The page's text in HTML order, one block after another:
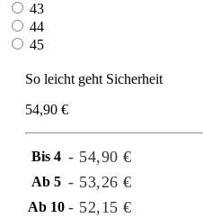
43
44
45
So leicht geht Sicherheit
54,90 €
Bis 4 - 54,90 €
Ab 5 - 53,26 €
Ab 10 - 52,15 €